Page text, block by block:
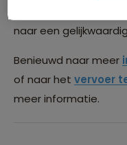
naar een
Benieuwd naar meer
of naar het vervoer
meer informatie.